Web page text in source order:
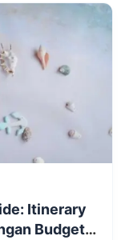
hingga
Itinerary
Budget